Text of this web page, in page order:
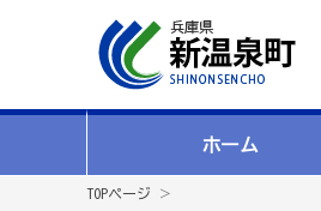
ホーム
TOPページ ＞